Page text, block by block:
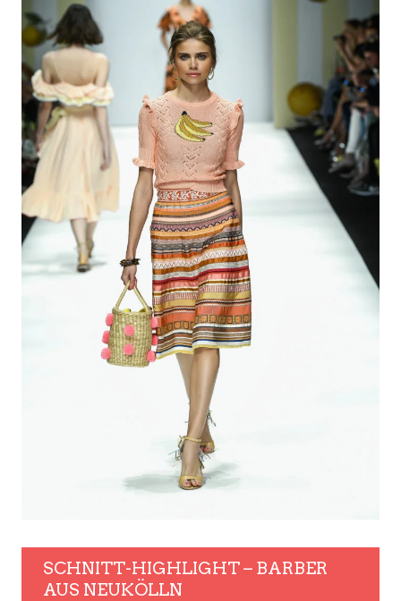
SCHNITT-HIGHLIGHT – BARBER
AUS NEUKÖLLN